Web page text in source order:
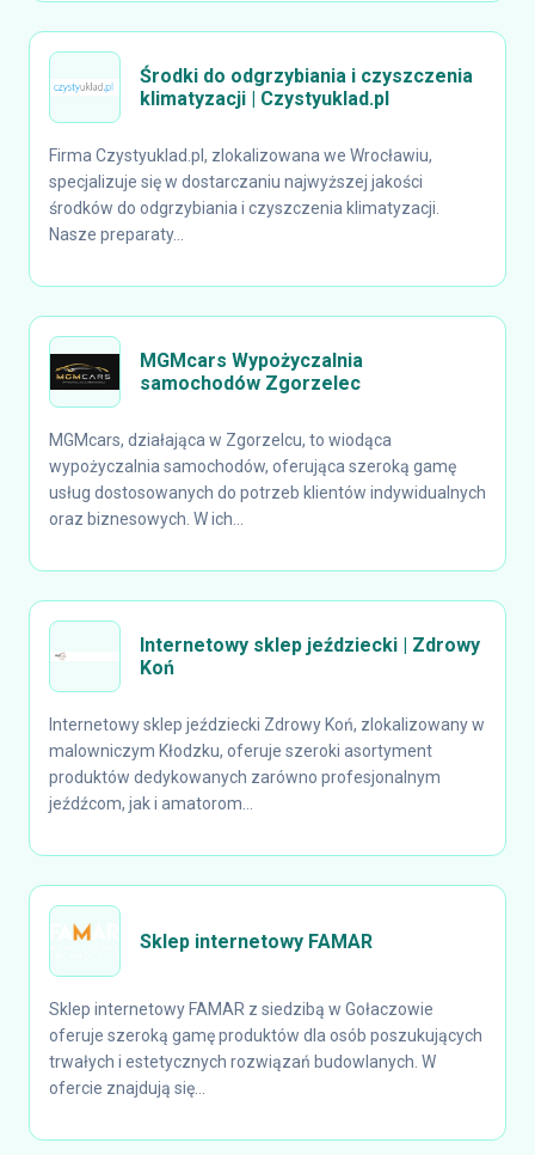
Środki do odgrzybiania i czyszczenia
klimatyzacji | Czystyuklad.pl
Firma Czystyuklad.pl, zlokalizowana we Wrocławiu,
specjalizuje się w dostarczaniu najwyższej jakości
środków do odgrzybiania i czyszczenia klimatyzacji.
Nasze preparaty...
MGMcars Wypożyczalnia
samochodów Zgorzelec
MGMcars, działająca w Zgorzelcu, to wiodąca
wypożyczalnia samochodów, oferująca szeroką gamę
usług dostosowanych do potrzeb klientów indywidualnych
oraz biznesowych. W ich...
Internetowy sklep jeździecki | Zdrowy
Koń
Internetowy sklep jeździecki Zdrowy Koń, zlokalizowany w
malowniczym Kłodzku, oferuje szeroki asortyment
produktów dedykowanych zarówno profesjonalnym
jeźdźcom, jak i amatorom...
Sklep internetowy FAMAR
Sklep internetowy FAMAR z siedzibą w Gołaczowie
oferuje szeroką gamę produktów dla osób poszukujących
trwałych i estetycznych rozwiązań budowlanych. W
ofercie znajdują się...